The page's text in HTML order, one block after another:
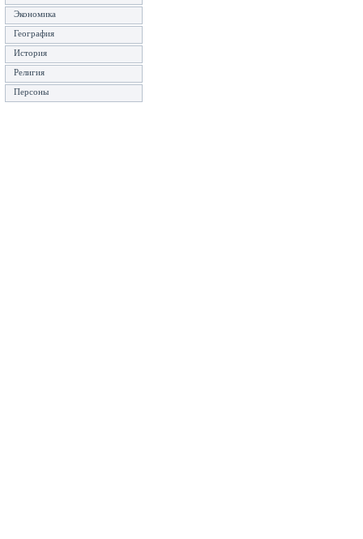
Экономика
География
История
Религия
Персоны